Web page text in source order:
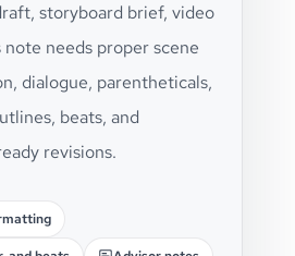
storyboard brief, video
note needs proper scene
dialogue, parentheticals,
beats, and
revisions.